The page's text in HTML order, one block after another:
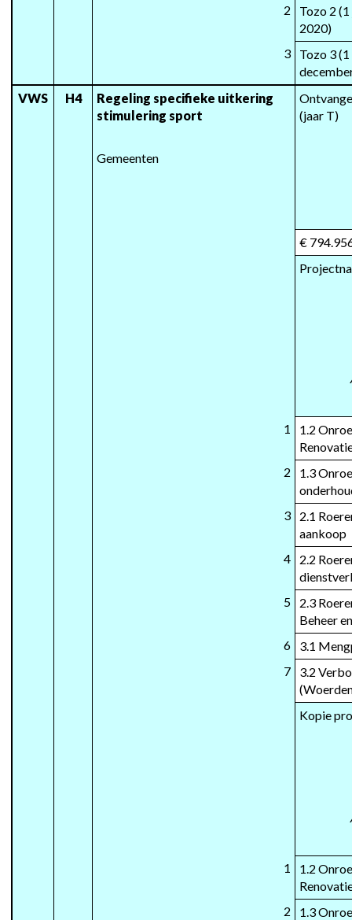
2
Tozo 2
2020)
3
Tozo 3
VWS
H4
Regeling specifieke uitkering
stimulering sport
(jaar T)
Gemeenten
€
1
1.2
2
1.3
3
2.1
aankoop
4
2.2
5
2.3
Beheer
6
3.1
7
3.2
Kopie
1
1.2
2
1.3